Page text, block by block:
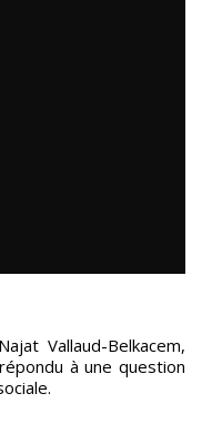
Vallaud-Belkacem,
à une question